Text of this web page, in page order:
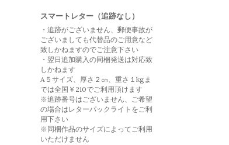
スマートレター（追跡なし）
・追跡がございません、郵便事故が
ございましても代替品のご用意など
致しかねますのでご注意下さい
・翌日追加購入の同梱発送は対応致
しかねます
A５サイズ、厚さ２㎝、重さ１kgま
では全国￥210でご利用頂けます
※追跡番号はございません、ご希望
の場合はレターパックライトをご利
用下さい
※同梱作品のサイズによってご利用
いただけません